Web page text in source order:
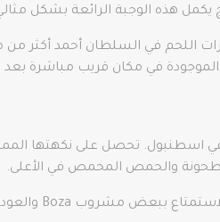
هذه الوجبة الرائعة بشكل
كرات اللحم في السلطان أحمد
الموجودة في مكان قريب مباشرة بعد
تحصل على نكهتها
والحمص المحمص في الأعلى.